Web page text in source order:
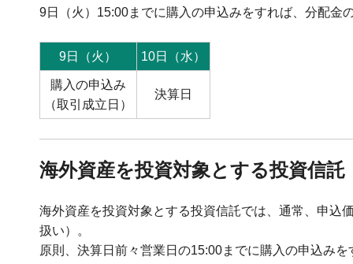
9日（火）15:00までに購入の申込みをすれば、分配金
9日（火） 10日（水）
購入の申込み
（取引成立日）
決算日
海外資産を投資対象とする投資信託
海外資産を投資対象とする投資信託では、通常、申込
扱い）。
原則、決算日前々営業日の15:00までに購入の申込み